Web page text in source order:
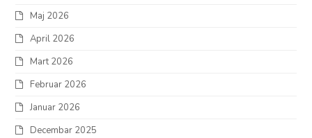
Maj 2026
April 2026
Mart 2026
Februar 2026
Januar 2026
Decembar 2025